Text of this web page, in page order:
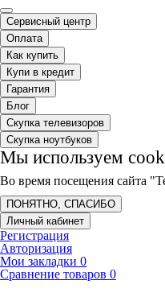
Сервисный центр
Оплата
Как купить
Купи в кредит
Гарантия
Блог
Скупка телевизоров
Скупка ноутбуков
Мы используем
Во время посещения сайта
ПОНЯТНО, СПАСИБО
Личный кабинет
Регистрация
Авторизация
Мои закладки 0
Сравнение товаров 0